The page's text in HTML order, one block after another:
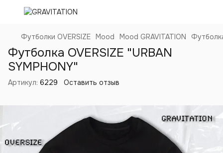
Футболки OVERSIZE Mood Mood GRAVITATION
Футболка OVERSIZE "URBAN
SYMPHONY"
Артикул: 6229 Оставить отзыв